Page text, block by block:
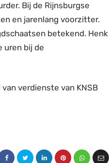
Bij de Rijnsburgse
en jarenlang voorzitter.
betekend. Henk
uren bij de
verdienste van KNSB